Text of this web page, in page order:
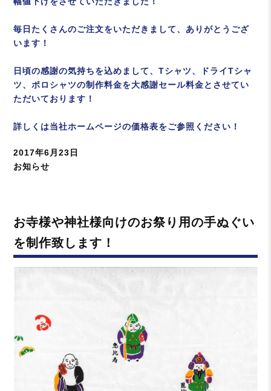
毎日たくさんのご注文をいただきまして、ありがとうござ
います！
日頃の感謝の気持ちを込めまして、Tシャツ、ドライTシャ
ツ、ポロシャツの制作料金を大感謝セール料金とさせてい
ただいております！
詳しくは当社ホームページの価格表をご参照ください！
投
稿
2017年6月23日
カ
ー
お知らせ
お寺様や神社様向けのお祭り用の手ぬぐい
を制作致します！